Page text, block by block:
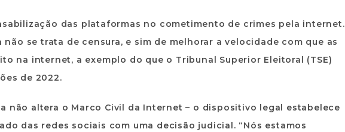
das plataformas no cometimento de crimes pela internet.
se trata de censura, e sim de melhorar a velocidade com que as
na internet, a exemplo do que o Tribunal Superior Eleitoral (TSE)
de 2022.
não altera o Marco Civil da Internet – o dispositivo legal estabelece
das redes sociais com uma decisão judicial. “Nós estamos